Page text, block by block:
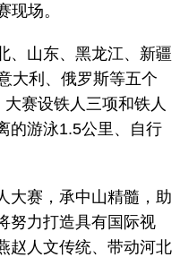
现场。
山东、黑龙江、新疆
大利、俄罗斯等五个
赛设铁人三项和铁人
的游泳1.5公里、自行
赛，承中山精髓，助
努力打造具有国际视
赵人文传统、带动河北